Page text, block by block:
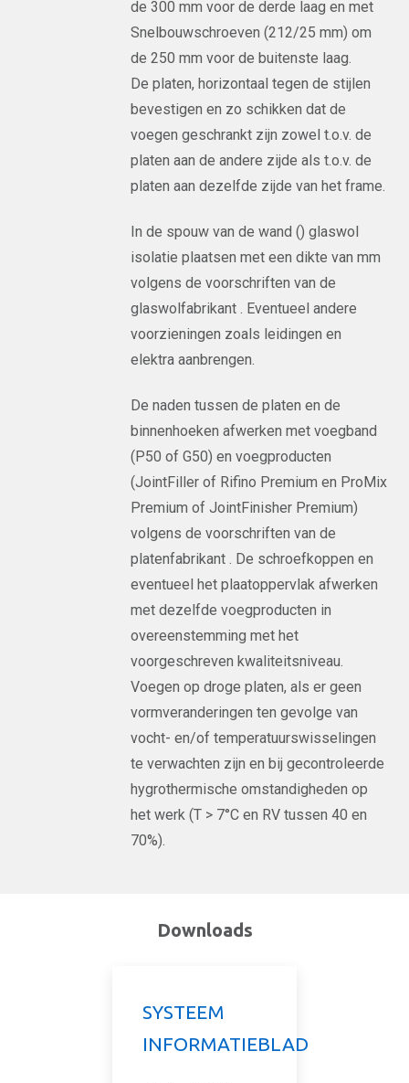
de 300 mm voor de derde laag en met
Snelbouwschroeven (212/25 mm) om
de 250 mm voor de buitenste laag.
De platen, horizontaal tegen de stijlen
bevestigen en zo schikken dat de
voegen geschrankt zijn zowel t.o.v. de
platen aan de andere zijde als t.o.v. de
platen aan dezelfde zijde van het frame.
In de spouw van de wand () glaswol
isolatie plaatsen met een dikte van mm
volgens de voorschriften van de
glaswolfabrikant . Eventueel andere
voorzieningen zoals leidingen en
elektra aanbrengen.
De naden tussen de platen en de
binnenhoeken afwerken met voegband
(P50 of G50) en voegproducten
(JointFiller of Rifino Premium en ProMix
Premium of JointFinisher Premium)
volgens de voorschriften van de
platenfabrikant . De schroefkoppen en
eventueel het plaatoppervlak afwerken
met dezelfde voegproducten in
overeenstemming met het
voorgeschreven kwaliteitsniveau.
Voegen op droge platen, als er geen
vormveranderingen ten gevolge van
vocht- en/of temperatuurswisselingen
te verwachten zijn en bij gecontroleerde
hygrothermische omstandigheden op
het werk (T > 7°C en RV tussen 40 en
70%).
Downloads
SYSTEEM
INFORMATIEBLAD